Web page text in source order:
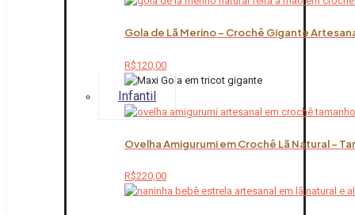
Gola de Lã Merino – Crochê Gigante
R$120,00
Infantil
Ovelha Amigurumi em Crochê Lã Natural –
R$220,00